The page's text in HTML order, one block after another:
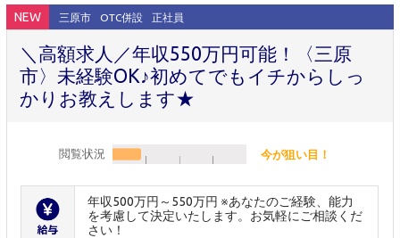
NEW 三原市 OTC併設 正社員
＼高額求人／年収550万円可能！〈三原
市〉未経験OK♪初めてでもイチからしっ
かりお教えします★
閲覧状況 今が狙い目！
年収500万円～550万円 ※あなたのご経験、能力
を考慮して決定いたします。お気軽にご相談くだ
さい！